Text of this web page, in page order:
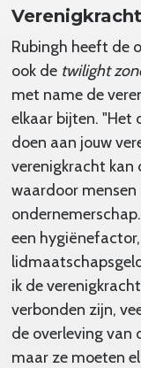
Verenigkracht
Rubingh heeft de
ook de twilight
met name de
elkaar bijten. "Het
doen aan jouw
verenigkracht kan
waardoor
een
ik de
verbonden zijn,
de overleving van
maar ze moeten